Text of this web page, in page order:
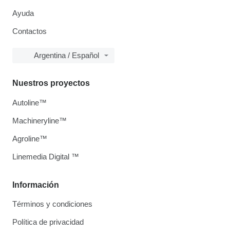
Ayuda
Contactos
Argentina / Español
Información
Términos y condiciones
Política de privacidad
Nuestros proyectos
Autoline™
Machineryline™
Agroline™
Linemedia Digital ™